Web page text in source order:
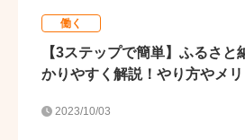
働く
【3ステップで簡単】ふるさと
かりやすく解説！やり方やメ
2023/10/03